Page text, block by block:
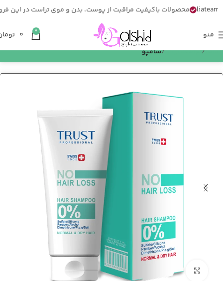
محصولات باکیفیت مراقبت از پوست، بدن و موی تراست در این
منو 0
0
خانه مراقبت از مو شامپو
بزرگنمایی تصویر